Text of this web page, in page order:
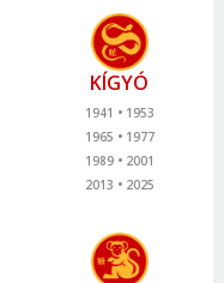
KÍGYÓ
1941
1953
1965
1977
1989
2001
2013
2025